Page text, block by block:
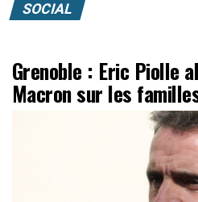
SOCIAL
Grenoble : Eric Piolle
Macron sur les